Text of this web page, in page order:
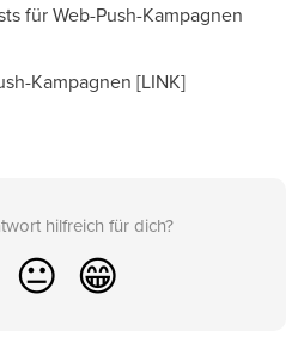
für Web-Push-Kampagnen
Kampagnen [LINK]
hilfreich für dich?
😐 😁